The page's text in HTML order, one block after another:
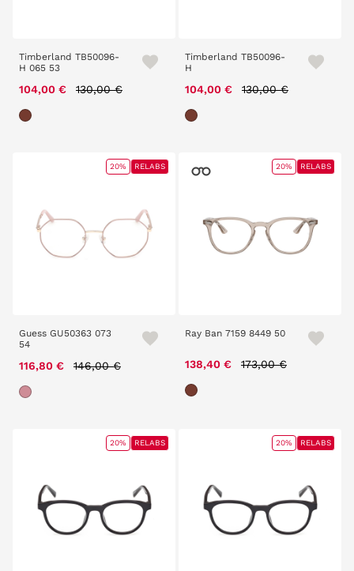
Timberland TB50096-
H 065 53
104,00 € Price reduced from
130,00 €
Timberland TB50096-
H
104,00 € Price reduced from
130,00 €
Guess GU50363 073
54
116,80 € Price reduced from
146,00 €
20% RELABS
Ray Ban 7159 8449 50
138,40 € Price reduced from
173,00 €
20% RELABS
20% RELABS 20% RELABS